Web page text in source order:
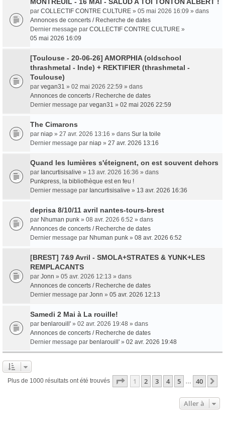
par COLLECTIF CONTRE CULTURE » 05 mai 2026 16:09 » dans
Annonces de concerts / Recherche de dates
Dernier message par COLLECTIF CONTRE CULTURE »
05 mai 2026 16:09
[Toulouse - 20-06-26] AMORPHIA (oldschool
thrashmetal - Inde) + REKTIFIER (thrashmetal -
Toulouse)
par vegan31 » 02 mai 2026 22:59 » dans
Annonces de concerts / Recherche de dates
Dernier message par vegan31 » 02 mai 2026 22:59
The Cimarons
par niap » 27 avr. 2026 13:16 » dans Sur la toile
Dernier message par niap » 27 avr. 2026 13:16
Quand les lumières s'éteignent, on est souvent dehors
par Iancurtisisalive » 13 avr. 2026 16:36 » dans
Punkpress, la bibliothèque est en feu !
Dernier message par Iancurtisisalive » 13 avr. 2026 16:36
deprisa 8/10/11 avril nantes-tours-brest
par Nhuman punk » 08 avr. 2026 6:52 » dans
Annonces de concerts / Recherche de dates
Dernier message par Nhuman punk » 08 avr. 2026 6:52
[BREST] 7&9 Avril - SMOLA+STRATES & YUNK+LES
REMPLACANTS
par Jonn » 05 avr. 2026 12:13 » dans
Annonces de concerts / Recherche de dates
Dernier message par Jonn » 05 avr. 2026 12:13
Samedi 2 Mai à La rouille!
par benlarouill' » 02 avr. 2026 19:48 » dans
Annonces de concerts / Recherche de dates
Dernier message par benlarouill' » 02 avr. 2026 19:48
Plus de 1000 résultats ont été trouvés Page 1sur40
1 2 3 4 5 … 40
Aller à